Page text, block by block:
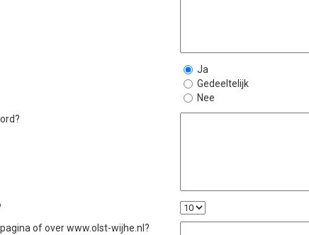
Ja
Gedeeltelijk
Nee
of over www.olst-wijhe.nl?